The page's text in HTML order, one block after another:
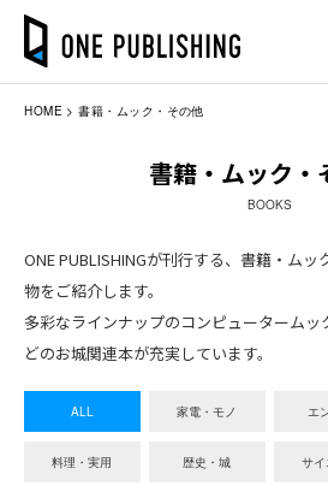
HOME 書籍・ムック・その他
書籍・ムック・
BOOKS
ONE PUBLISHINGが刊行する、書籍・ム
物をご紹介します。
多彩なラインナップのコンピュータームッ
どのお城関連本が充実しています。
ALL 家電・モノ エ
料理・実用 歴史・城 サイ